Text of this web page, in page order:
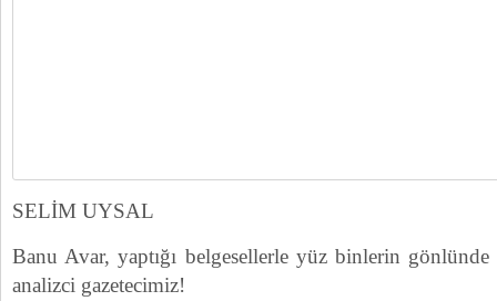
SELİM UYSAL
Banu Avar, yaptığı belgesellerle yüz binlerin gönlünde
analizci gazetecimiz!